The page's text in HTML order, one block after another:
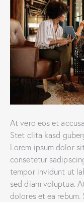
At vero eos et
Stet clita kasd
Lorem ipsum dolor
consetetur
tempor invidunt ut
sed diam voluptua.
dolores et ea